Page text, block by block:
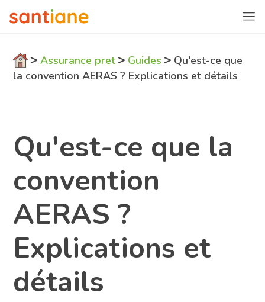
> Assurance pret> Guides > Qu'est-ce que
la convention AERAS ? Explications et détails
Qu'est-ce que la
convention
AERAS ?
Explications et
détails